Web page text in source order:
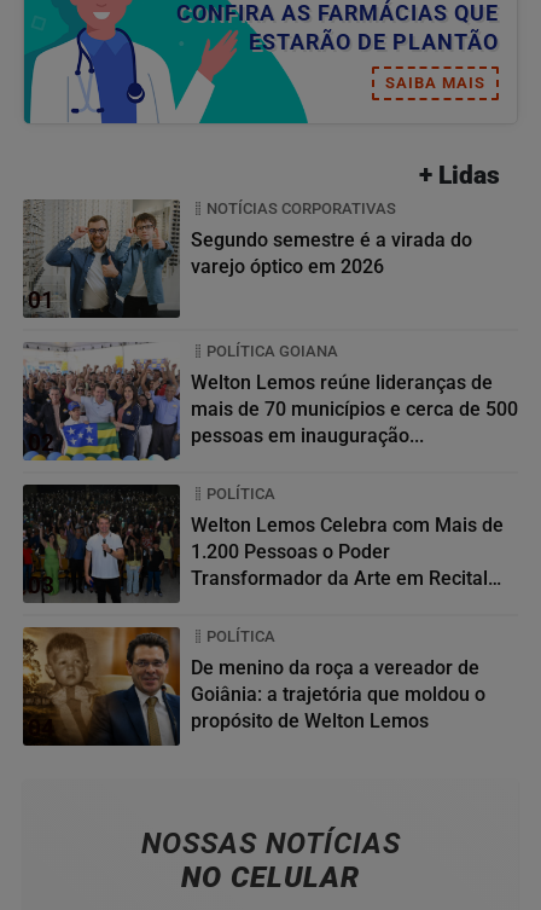
CONFIRA AS FARMÁCIAS QUE
ESTARÃO DE PLANTÃO
SAIBA MAIS
+ Lidas
01
NOTÍCIAS CORPORATIVAS
Segundo semestre é a virada do
varejo óptico em 2026
02
POLÍTICA GOIANA
Welton Lemos reúne lideranças de
mais de 70 municípios e cerca de 500
pessoas em inauguração...
03
POLÍTICA
Welton Lemos Celebra com Mais de
1.200 Pessoas o Poder
Transformador da Arte em Recital
04
POLÍTICA
De menino da roça a vereador de
Goiânia: a trajetória que moldou o
propósito de Welton Lemos
NOSSAS NOTÍCIAS
NO CELULAR